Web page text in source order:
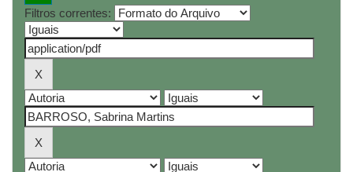
Filtros correntes: